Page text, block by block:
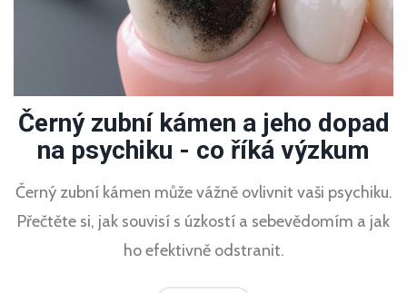
Černý zubní kámen a jeho dopad
na psychiku - co říká výzkum
Černý zubní kámen může vážně ovlivnit vaši psychiku.
Přečtěte si, jak souvisí s úzkostí a sebevědomím a jak
ho efektivně odstranit.